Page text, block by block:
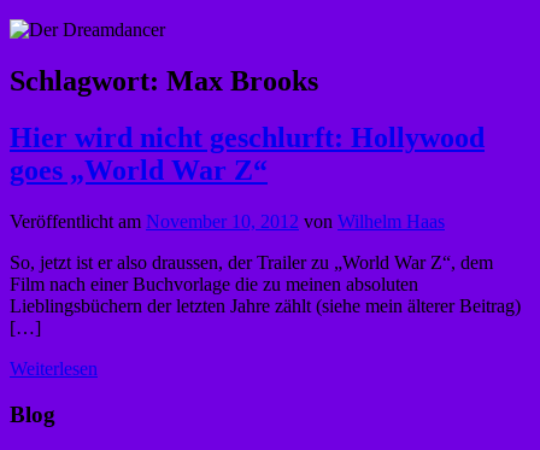
Schlagwort: Max Brooks
Hier wird nicht geschlurft: Hollywood
goes „World War Z“
Veröffentlicht am November 10, 2012 von Wilhelm Haas
So, jetzt ist er also draussen, der Trailer zu „World War Z“, dem
Film nach einer Buchvorlage die zu meinen absoluten
Lieblingsbüchern der letzten Jahre zählt (siehe mein älterer Beitrag)
[…]
Weiterlesen
Blog